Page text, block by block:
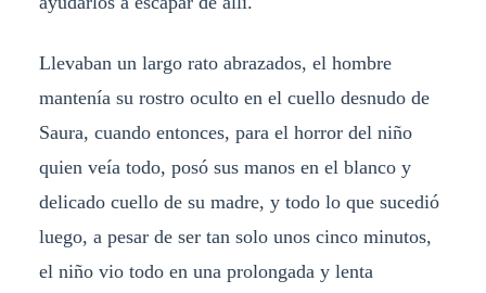
Llevaban un largo rato abrazados, el hombre
mantenía su rostro oculto en el cuello desnudo de
Saura, cuando entonces, para el horror del niño
quien veía todo, posó sus manos en el blanco y
delicado cuello de su madre, y todo lo que sucedió
luego, a pesar de ser tan solo unos cinco minutos,
el niño vio todo en una prolongada y lenta